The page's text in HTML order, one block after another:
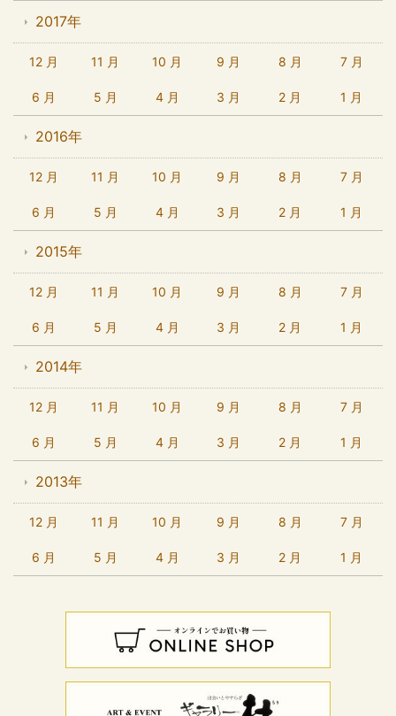
2017年
12 月 11 月 10 月 9 月 8 月 7 月
6 月 5 月 4 月 3 月 2 月 1 月
2016年
12 月 11 月 10 月 9 月 8 月 7 月
6 月 5 月 4 月 3 月 2 月 1 月
2015年
12 月 11 月 10 月 9 月 8 月 7 月
6 月 5 月 4 月 3 月 2 月 1 月
2014年
12 月 11 月 10 月 9 月 8 月 7 月
6 月 5 月 4 月 3 月 2 月 1 月
2013年
12 月 11 月 10 月 9 月 8 月 7 月
6 月 5 月 4 月 3 月 2 月 1 月